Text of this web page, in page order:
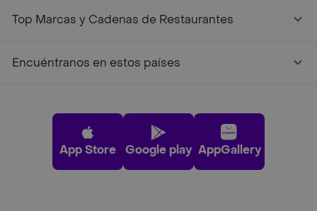
Top Marcas y Cadenas de Restaurantes
Encuéntranos en estos países
App Store Google play AppGallery